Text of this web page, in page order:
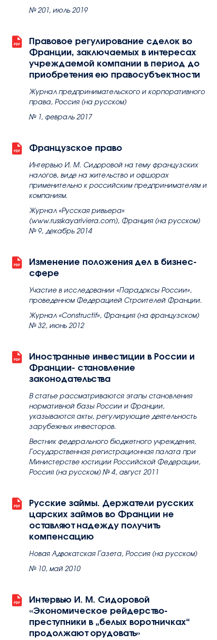
№ 201, июль 2019
Правовое регулирование сделок во
Франции, заключаемых в интересах
учреждаемой компании в период до
приобретения ею правосубъектности
Журнал предпринимательского и корпоративного
права, Россия (на русском)
№ 1, февраль 2017
Французское право
Интервью И. М. Сидоровой на тему французских
налогов, виде на жительство и офшорах
применительно к российским предпринимателям и
компаниям.
Журнал «Русская ривьера»
(www.russkayariviera.com), Франция (на русском)
№ 9, декабрь 2014
Изменение положения дел в бизнес-
сфере
Участие в исследовании «Парадоксы России»,
проведенном Федерацией Строителей Франции.
Журнал «Constructif», Франция (на французском)
№ 32, июнь 2012
Иностранные инвестиции в России и
Франции- становление
законодательства
В статье рассматриваются этапы становления
нормативной базы России и Франции,
указываются акты, регулирующие деятельность
зарубежных инвесторов.
Вестник федерального бюджетного учреждения,
Государственная регистрационная палата при
Министерстве юстиции Российской Федерации,
Россия (на русском) № 4, август 2011
Русские займы. Держатели русских
царских займов во Франции не
оставляют надежду получить
компенсацию
Новая Адвокатская Газета, Россия (на русском)
№ 10, май 2010
Интервью И. М. Сидоровой
«Экономическое рейдерство-
преступники в „белых воротничках“
продолжают орудовать»